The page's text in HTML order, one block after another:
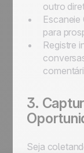
outro
Escaneie
para
Registre
3.
Seja